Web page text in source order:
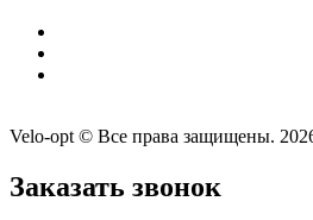
Velo-opt © Все права защищены.
Заказать звонок